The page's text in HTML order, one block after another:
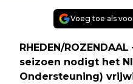
Voeg toe als
RHEDEN/
seizoen nodigt het
Ondersteuning)